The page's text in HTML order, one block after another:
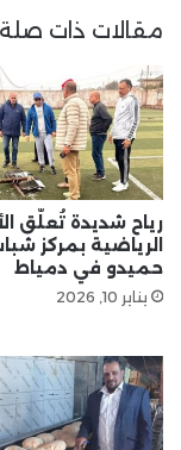
العام
المقبل
مقالات ذات صلة
رياح شديدة تُعلّق
الرياضية بمركز
حميدو في دمياط
يناير 10, 2026